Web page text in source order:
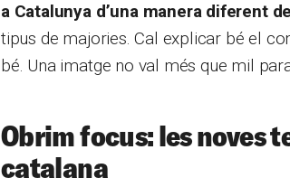
a Catalunya d’una manera diferent
tipus de majories. Cal explicar bé el
bé. Una imatge no val més que mil
Obrim focus: les noves
catalana